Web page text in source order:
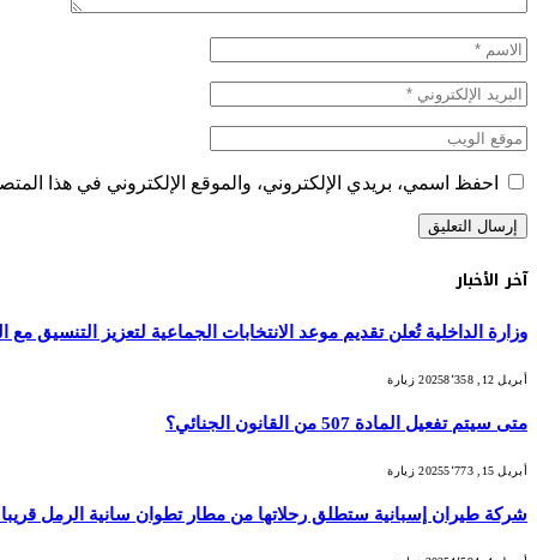
احفظ اسمي، بريدي الإلكتروني، والموقع الإلكتروني في هذا
آخر الأخبار
وزارة الداخلية تُعلن تقديم موعد الانتخابات الجماعية لتعزيز التنسيق مع
أبريل 12, 2025 8٬358 زيارة
متى سيتم تفعيل المادة 507 من القانون الجنائي؟
أبريل 15, 2025 5٬773 زيارة
شركة طيران إسبانية ستطلق رحلاتها من مطار تطوان سانية الرمل قريبا